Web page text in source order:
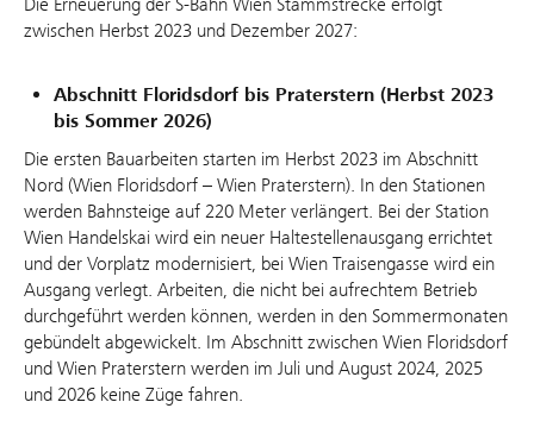
zwischen Herbst 2023 und Dezember 2027:
Abschnitt Floridsdorf bis Praterstern (Herbst 2023
bis Sommer 2026)
Die ersten Bauarbeiten starten im Herbst 2023 im Abschnitt
Nord (Wien Floridsdorf – Wien Praterstern). In den Stationen
werden Bahnsteige auf 220 Meter verlängert. Bei der Station
Wien Handelskai wird ein neuer Haltestellenausgang errichtet
und der Vorplatz modernisiert, bei Wien Traisengasse wird ein
Ausgang verlegt. Arbeiten, die nicht bei aufrechtem Betrieb
durchgeführt werden können, werden in den Sommermonaten
gebündelt abgewickelt. Im Abschnitt zwischen Wien Floridsdorf
und Wien Praterstern werden im Juli und August 2024, 2025
und 2026 keine Züge fahren.